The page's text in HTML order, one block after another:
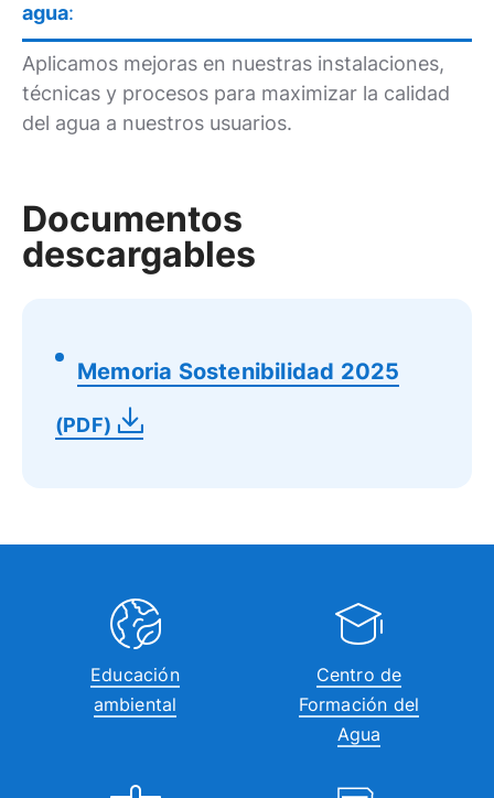
agua:
Aplicamos mejoras en nuestras instalaciones,
técnicas y procesos para maximizar la calidad
del agua a nuestros usuarios.
Documentos
descargables
Memoria Sostenibilidad 2025
(PDF)
Educación
ambiental
Centro de
Formación del
Agua